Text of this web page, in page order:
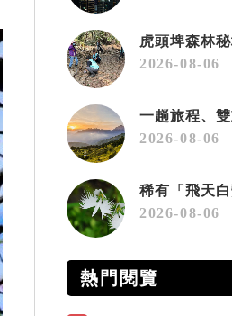
2026-08-06
2026-08-06
2026-08-06
熱門閱覽